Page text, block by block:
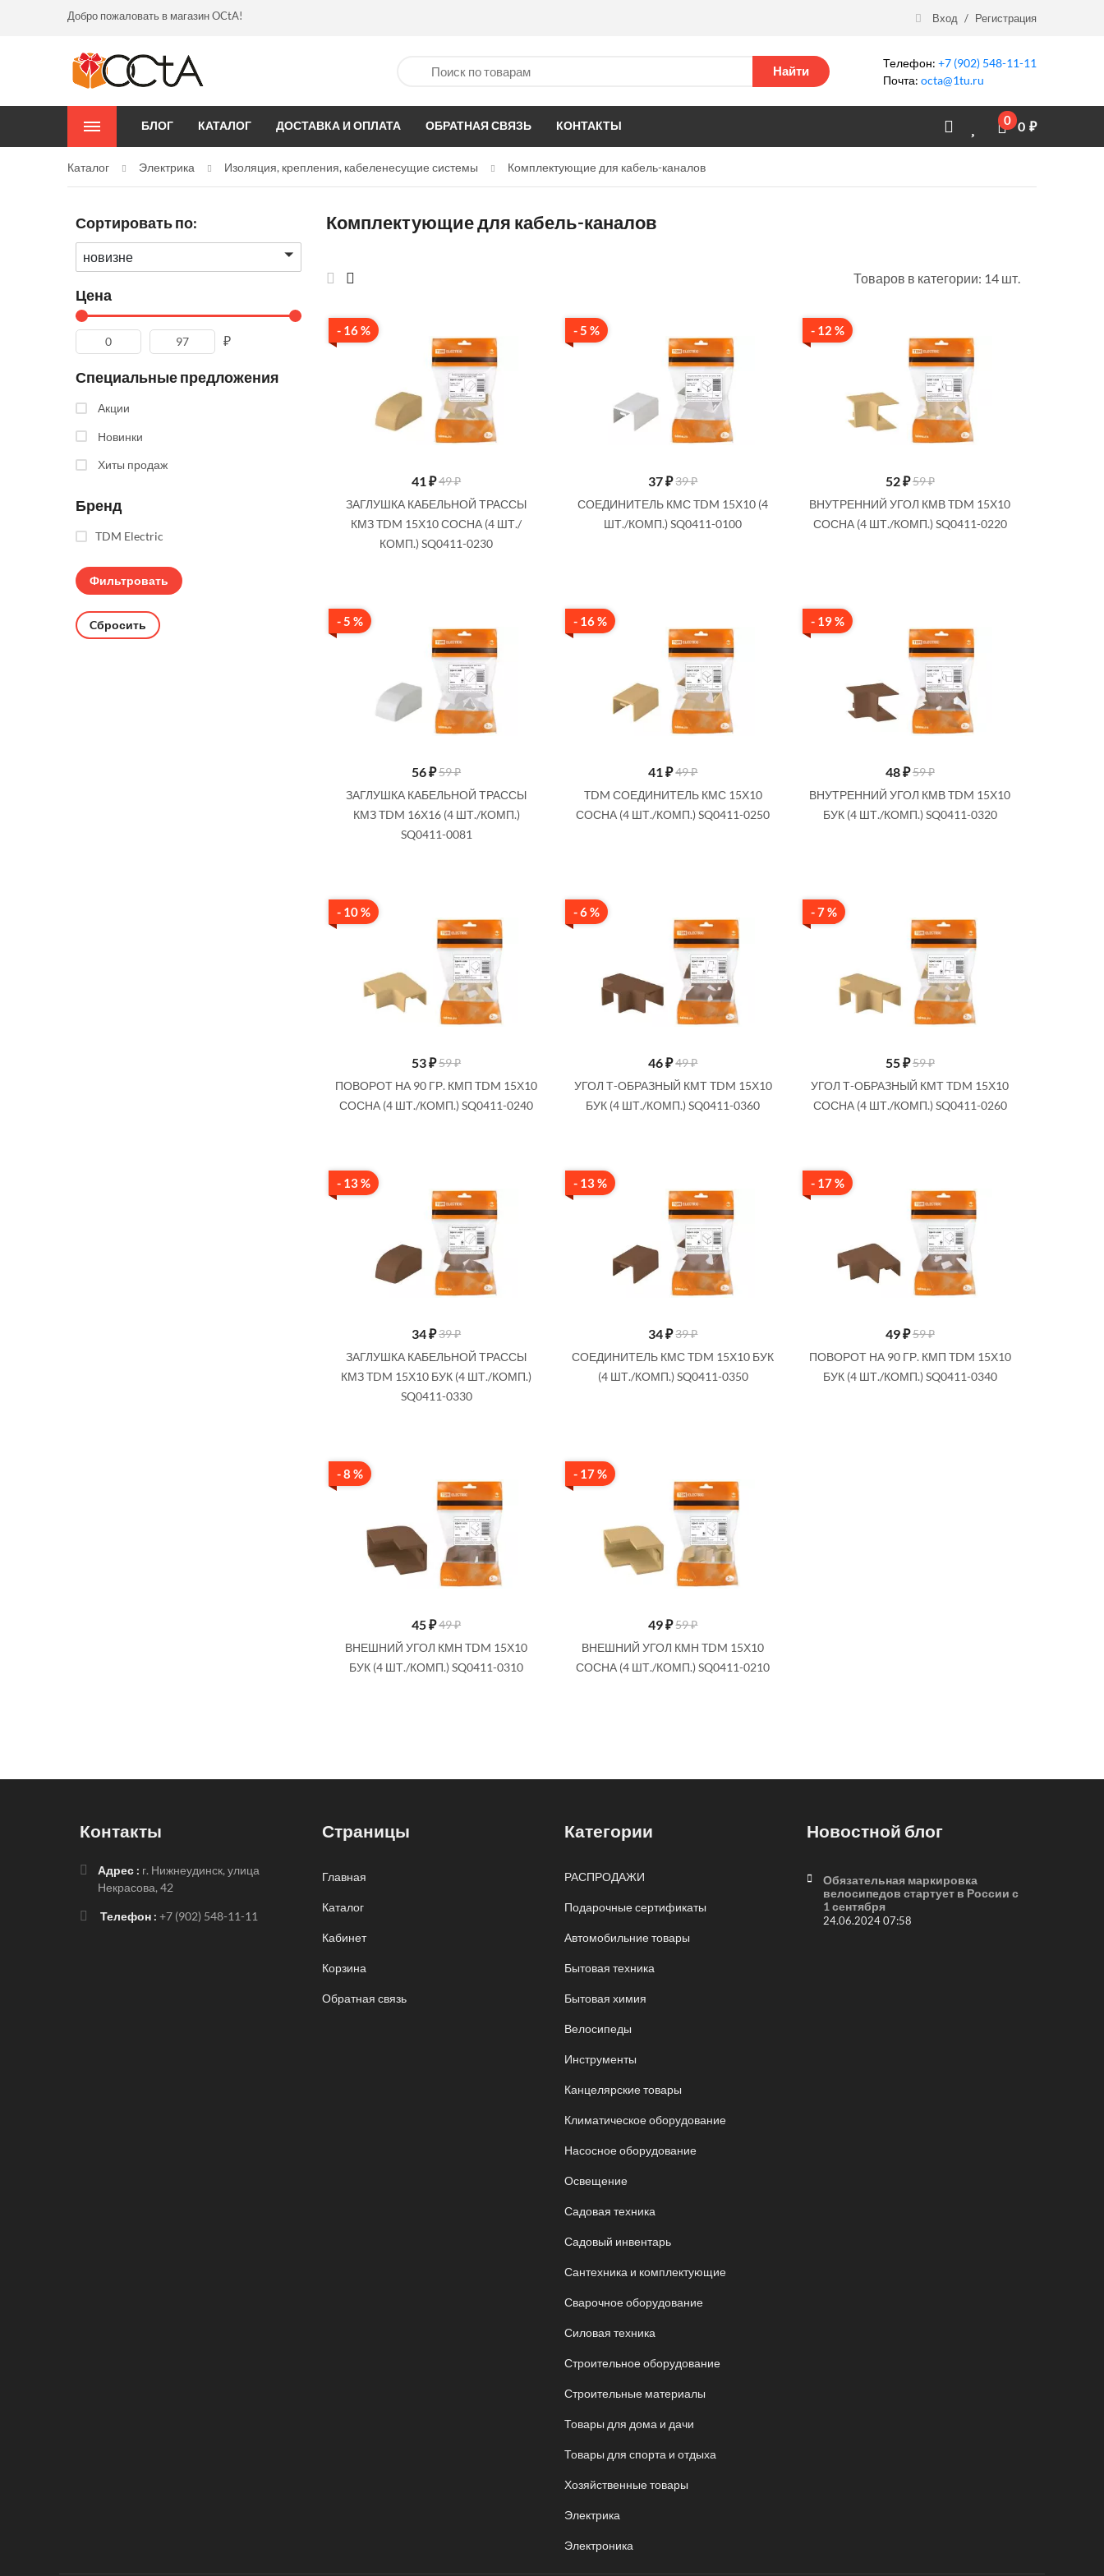
Добро пожаловать в магазин OCtA! Вход / Регистрация
Найти
Телефон: +7 (902) 548-11-11
Почта: octa@1tu.ru
БЛОГ КАТАЛОГ ДОСТАВКА И ОПЛАТА ОБРАТНАЯ СВЯЗЬ КОНТАКТЫ 0 0 ₽
Каталог Электрика Изоляция, крепления, кабеленесущие системы Комплектующие для кабель-каналов
Сортировать по:
новизне
Цена
₽
Специальные предложения
Акции
Новинки
Хиты продаж
Бренд
TDM Electric
Cбросить
Комплектующие для кабель-каналов
Товаров в категории: 14 шт.
- 16 %
41₽49 ₽
ЗАГЛУШКА КАБЕЛЬНОЙ ТРАССЫ
КМЗ TDM 15Х10 СОСНА (4 ШТ./
КОМП.) SQ0411-0230
- 5 %
37₽39 ₽
СОЕДИНИТЕЛЬ КМС TDM 15Х10 (4
ШТ./КОМП.) SQ0411-0100
- 12 %
52₽59 ₽
ВНУТРЕННИЙ УГОЛ КМВ TDM 15Х10
СОСНА (4 ШТ./КОМП.) SQ0411-0220
- 5 %
56₽59 ₽
ЗАГЛУШКА КАБЕЛЬНОЙ ТРАССЫ
КМЗ TDM 16Х16 (4 ШТ./КОМП.)
SQ0411-0081
- 16 %
41₽49 ₽
TDM СОЕДИНИТЕЛЬ КМС 15Х10
СОСНА (4 ШТ./КОМП.) SQ0411-0250
- 19 %
48₽59 ₽
ВНУТРЕННИЙ УГОЛ КМВ TDM 15Х10
БУК (4 ШТ./КОМП.) SQ0411-0320
- 10 %
53₽59 ₽
ПОВОРОТ НА 90 ГР. КМП TDM 15Х10
СОСНА (4 ШТ./КОМП.) SQ0411-0240
- 6 %
46₽49 ₽
УГОЛ Т-ОБРАЗНЫЙ КМТ TDM 15Х10
БУК (4 ШТ./КОМП.) SQ0411-0360
- 7 %
55₽59 ₽
УГОЛ Т-ОБРАЗНЫЙ КМТ TDM 15Х10
СОСНА (4 ШТ./КОМП.) SQ0411-0260
- 13 %
34₽39 ₽
ЗАГЛУШКА КАБЕЛЬНОЙ ТРАССЫ
КМЗ TDM 15Х10 БУК (4 ШТ./КОМП.)
SQ0411-0330
- 13 %
34₽39 ₽
СОЕДИНИТЕЛЬ КМС TDM 15Х10 БУК
(4 ШТ./КОМП.) SQ0411-0350
- 17 %
49₽59 ₽
ПОВОРОТ НА 90 ГР. КМП TDM 15Х10
БУК (4 ШТ./КОМП.) SQ0411-0340
- 8 %
45₽49 ₽
ВНЕШНИЙ УГОЛ КМН TDM 15Х10
БУК (4 ШТ./КОМП.) SQ0411-0310
- 17 %
49₽59 ₽
ВНЕШНИЙ УГОЛ КМН TDM 15Х10
СОСНА (4 ШТ./КОМП.) SQ0411-0210
Контакты
Адрес : г. Нижнеудинск, улица
Некрасова, 42
Телефон : +7 (902) 548-11-11
Страницы
Главная
Каталог
Кабинет
Корзина
Обратная связь
Категории
РАСПРОДАЖИ
Подарочные сертификаты
Автомобильние товары
Бытовая техника
Бытовая химия
Велосипеды
Инструменты
Канцелярские товары
Климатическое оборудование
Насосное оборудование
Освещение
Садовая техника
Садовый инвентарь
Сантехника и комплектующие
Сварочное оборудование
Силовая техника
Строительное оборудование
Строительные материалы
Товары для дома и дачи
Товары для спорта и отдыха
Хозяйственные товары
Электрика
Электроника
Новостной блог
Обязательная маркировка
велосипедов стартует в России с
1 сентября
24.06.2024 07:58